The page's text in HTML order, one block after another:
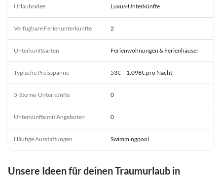
Urlaubsidee Luxus-Unterkünfte
Verfügbare Ferienunterkünfte 2
Unterkunftsarten Ferienwohnungen & Ferienhäuser
Typische Preisspanne 53€ – 1.098€ pro Nacht
5-Sterne-Unterkünfte 0
Unterkünfte mit Angeboten 0
Häufige Ausstattungen Swimmingpool
Unsere Ideen für deinen Traumurlaub in